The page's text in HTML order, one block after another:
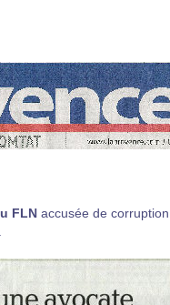
FLN accusée de